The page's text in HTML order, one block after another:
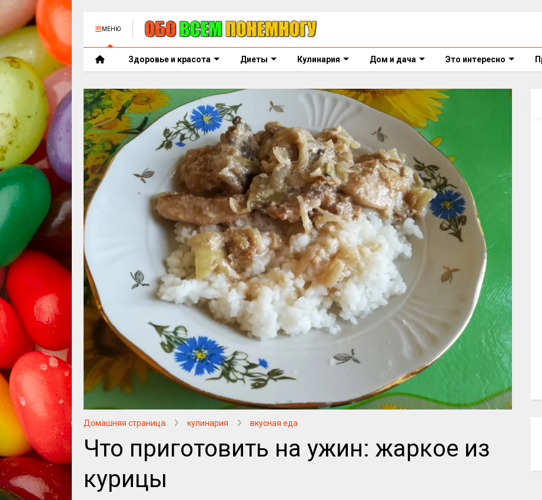
МЕНЮ
Здоровье и красота Диеты Кулинария Дом и дача Это интересно
Домашняя страница кулинария вкусная еда
Что приготовить на ужин: жаркое из
курицы